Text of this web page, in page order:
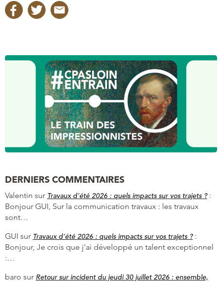
DERNIERS COMMENTAIRES
Valentin sur Travaux d’été 2026 : quels impacts sur vos trajets ?:
Bonjour GUI, Sur la communication travaux : les travaux
sont…
GUI sur Travaux d’été 2026 : quels impacts sur vos trajets ?:
Bonjour, Je crois que j'ai développé un talent exceptionnel
:…
baro sur Retour sur incident du jeudi 30 juillet 2026 : ensemble,